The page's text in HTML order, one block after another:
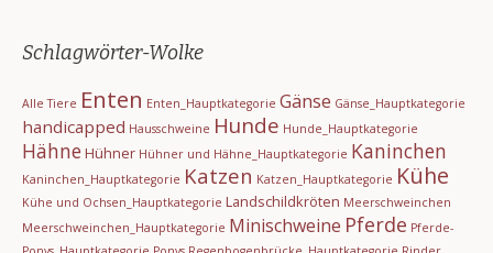
Schlagwörter-Wolke
Alle Tiere Enten Enten_Hauptkategorie Gänse Gänse_Hauptkategorie
handicapped Hausschweine Hunde Hunde_Hauptkategorie
HähneHühner Hühner und Hähne_Hauptkategorie Kaninchen
Kaninchen_Hauptkategorie Katzen Katzen_Hauptkategorie Kühe
Kühe und Ochsen_Hauptkategorie Landschildkröten Meerschweinchen
Meerschweinchen_Hauptkategorie Minischweine Pferde Pferde-